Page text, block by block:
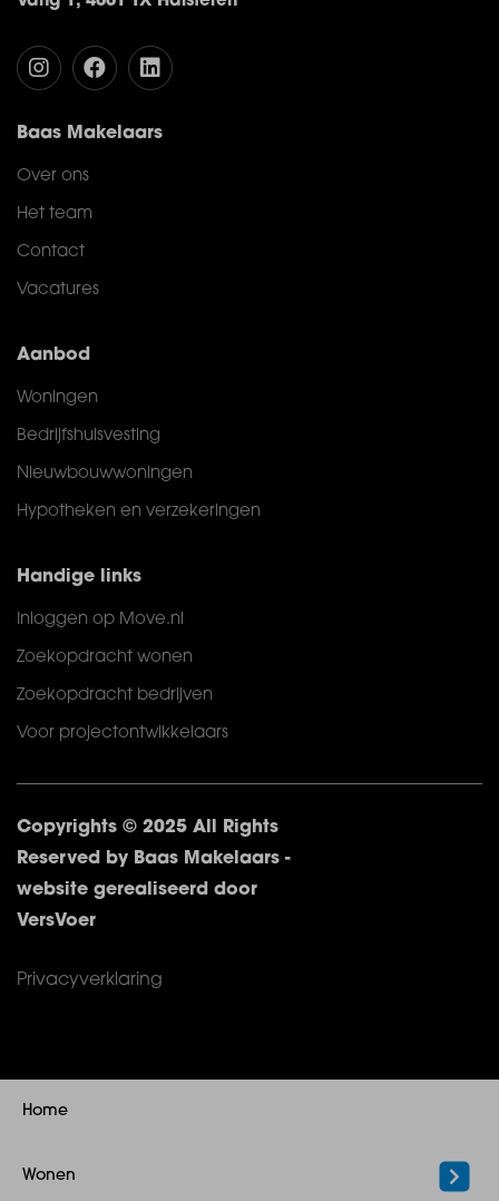
Baas Makelaars
Over ons
Het team
Contact
Vacatures
Aanbod
Woningen
Bedrijfshuisvesting
Nieuwbouwwoningen
Hypotheken en verzekeringen
Handige links
Inloggen op Move.nl
Zoekopdracht wonen
Zoekopdracht bedrijven
Voor projectontwikkelaars
Copyrights © 2025 All Rights
Reserved by Baas Makelaars -
website gerealiseerd door
VersVoer
Privacyverklaring
Home
Wonen